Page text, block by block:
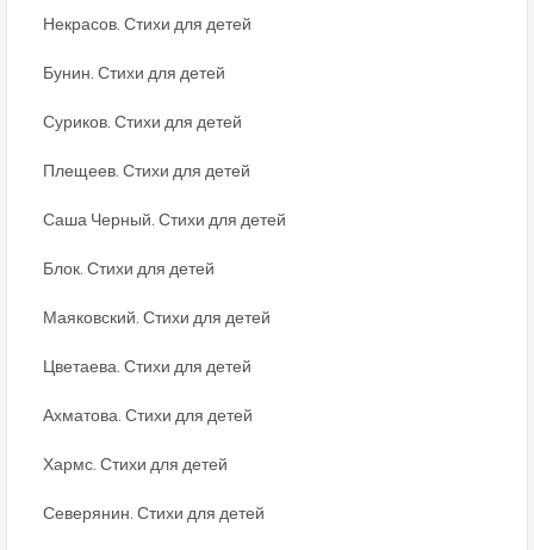
Некрасов. Стихи для детей
Бунин. Стихи для детей
Суриков. Стихи для детей
Плещеев. Стихи для детей
Саша Черный. Стихи для детей
Блок. Стихи для детей
Маяковский. Стихи для детей
Цветаева. Стихи для детей
Ахматова. Стихи для детей
Хармс. Стихи для детей
Северянин. Стихи для детей